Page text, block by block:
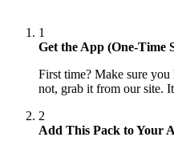
1
Get the App (One-Time
First time? Make sure
not, grab it from our site.
2
Add This Pack to Your